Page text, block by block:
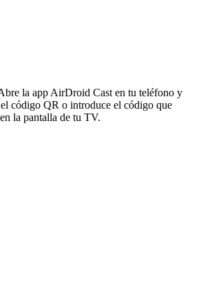
la app AirDroid Cast en tu teléfono y
el código QR o introduce el código que
la pantalla de tu TV.